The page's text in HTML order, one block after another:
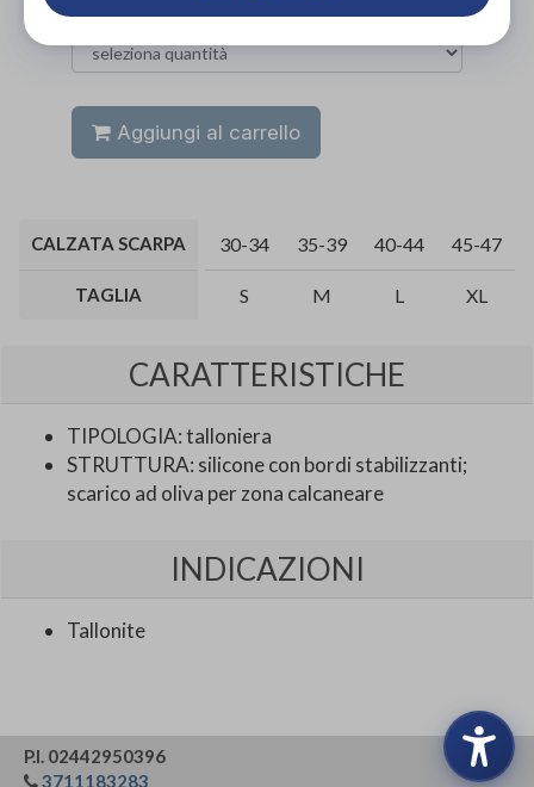
Aggiungi al carrello
CALZATA SCARPA 30-34 35-39 40-44 45-47
TAGLIA S M L XL
CARATTERISTICHE
TIPOLOGIA: talloniera
STRUTTURA: silicone con bordi stabilizzanti;
scarico ad oliva per zona calcaneare
INDICAZIONI
Tallonite
P.I. 02442950396
3711183283